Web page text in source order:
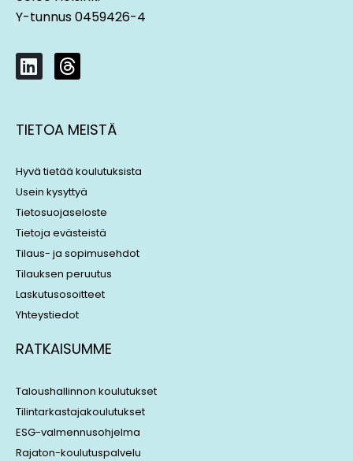
6 Tilintarkastuksen kulku –
tilintarkastustoimenpiteet
7 Tilintarkastusesimerkkejä
8 Tilintarkastuksen kulku –
johtopäätökset, raportointi ja
tarkastuksen päättäminen
9 Lopputentti ja yhteenveto
Y-tunnus 0459426-4
L
i
k
e
i
n
T
h
e
a
s
TIETOA MEISTÄ
Hyvä tietää koulutuksista
Usein kysyttyä
Tietosuojaseloste
Tietoja evästeistä
Tilaus- ja sopimusehdot
Tilauksen peruutus
Laskutusosoitteet
Yhteystiedot
RATKAISUMME
Taloushallinnon koulutukset
Tilintarkastajakoulutukset
ESG-valmennusohjelma
Rajaton-koulutuspalvelu